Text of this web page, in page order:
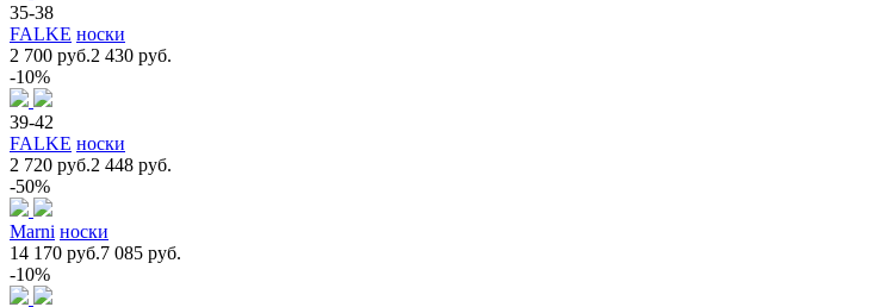
35-38
FALKE носки
2 700 руб.2 430 руб.
-10%
39-42
FALKE носки
2 720 руб.2 448 руб.
-50%
Marni носки
14 170 руб.7 085 руб.
-10%